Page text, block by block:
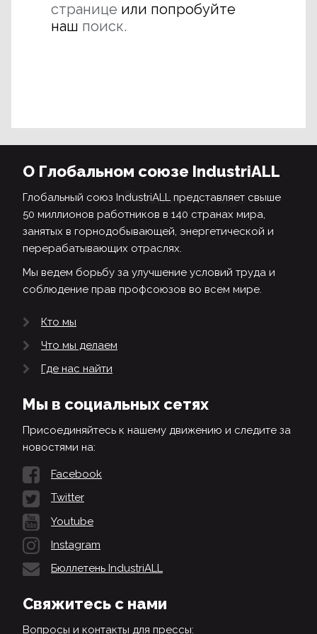
странице или попробуйте
наш поиск.
О Глобальном союзе IndustriALL
Глобальный союз IndustriALL представляет свыше
50 миллионов работников в 140 странах мира,
занятых в горнодобывающей, энергетической и
перерабатывающих отраслях.
Мы ведем борьбу за улучшение условий труда и
соблюдение прав профсоюзов во всем мире.
Кто мы
Что мы делаем
Где нас найти
Мы в социальных сетях
Присоединяйтесь к нашему движению и следите за
новостями на:
Facebook
Twitter
Youtube
Instagram
Бюллетень IndustriALL
Свяжитесь с нами
Вопросы и контакты для прессы: